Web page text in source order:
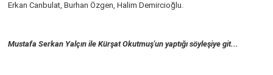
Erkan Canbulat, Burhan Özgen, Halim Demircioğlu.
Mustafa Serkan Yalçın ile Kürşat Okutmuş'un yaptığı söyleşiye git...